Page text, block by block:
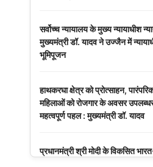
सर्वोच्च न्यायालय के मुख्‍य न्‍यायाधीश
मुख्यमंत्री डॉ. यादव ने उज्जैन में
भूमिपूजन
हाथकरघा क्षेत्र को प्रोत्साहन,
महिलाओं को रोजगार के अवसर
महत्वपूर्ण पहल : मुख्यमंत्री डॉ. यादव
प्रधानमंत्री श्री मोदी के विकसित